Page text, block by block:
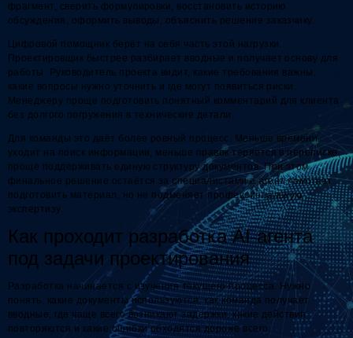
фрагмент, сверить формулировки, восстановить историю
обсуждения, оформить выводы, объяснить решение заказчику.
Цифровой помощник берёт на себя часть этой нагрузки.
Проектировщик быстрее разбирает вводные и получает основу для
работы. Руководитель проекта видит, какие требования важны,
какие вопросы нужно уточнить и где могут появиться риски.
Менеджеру проще подготовить понятный комментарий для клиента
без долгого погружения в технические детали.
Для команды это даёт более ровный процесс. Меньше времени
уходит на поиск информации, меньше правок теряется в переписке,
проще поддерживать единую структуру документов. При этом
финальное решение остаётся за специалистами а агент помогает
подготовить материал, но не подменяет профессиональную
экспертизу.
Как проходит разработка AI-агента
под задачи проектирования
Разработка начинается с изучения текущего процесса. Нужно
понять, какие документы используются, как команда получает
вводные, где чаще всего возникают задержки, какие действия
повторяются и какие ошибки обходятся дороже всего.